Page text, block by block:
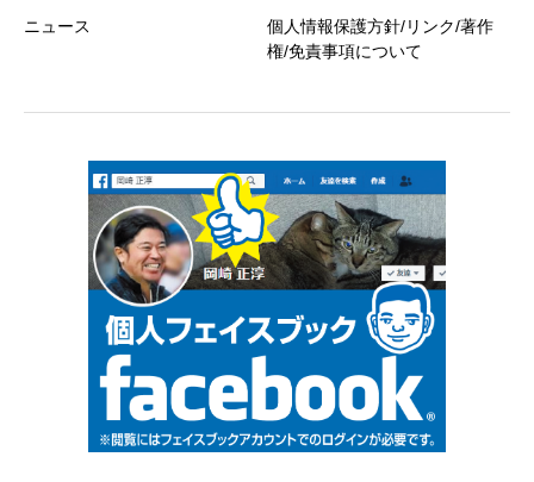
ニュース
個人情報保護方針/リンク/著作
権/免責事項について